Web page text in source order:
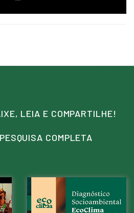
LEIA E COMPARTILHE!
COMPLETA